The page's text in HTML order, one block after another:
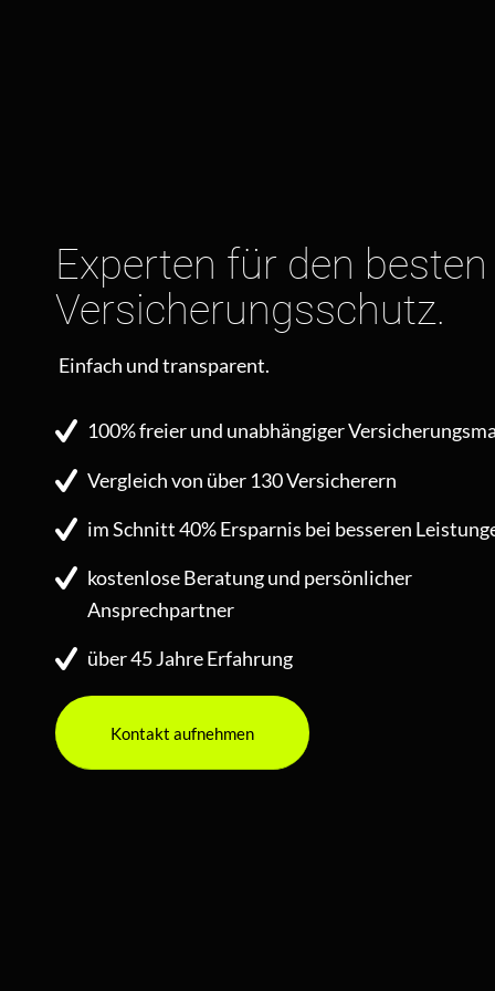
Experten für den besten
Versicherungsschutz.
Einfach und transparent.
100% freier und unabhängiger
Vergleich von über 130 Versicherern
im Schnitt 40% Ersparnis bei besseren
kostenlose Beratung und persönlicher
Ansprechpartner
über 45 Jahre Erfahrung
Kontakt aufnehmen